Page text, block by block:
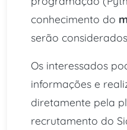
conhecimento do
serão
Os interessados
informações e
diretamente pela
recrutamento do